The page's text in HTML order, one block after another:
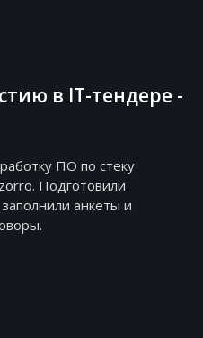
в IT-тендере -
ПО по стеку
Подготовили
анкеты и